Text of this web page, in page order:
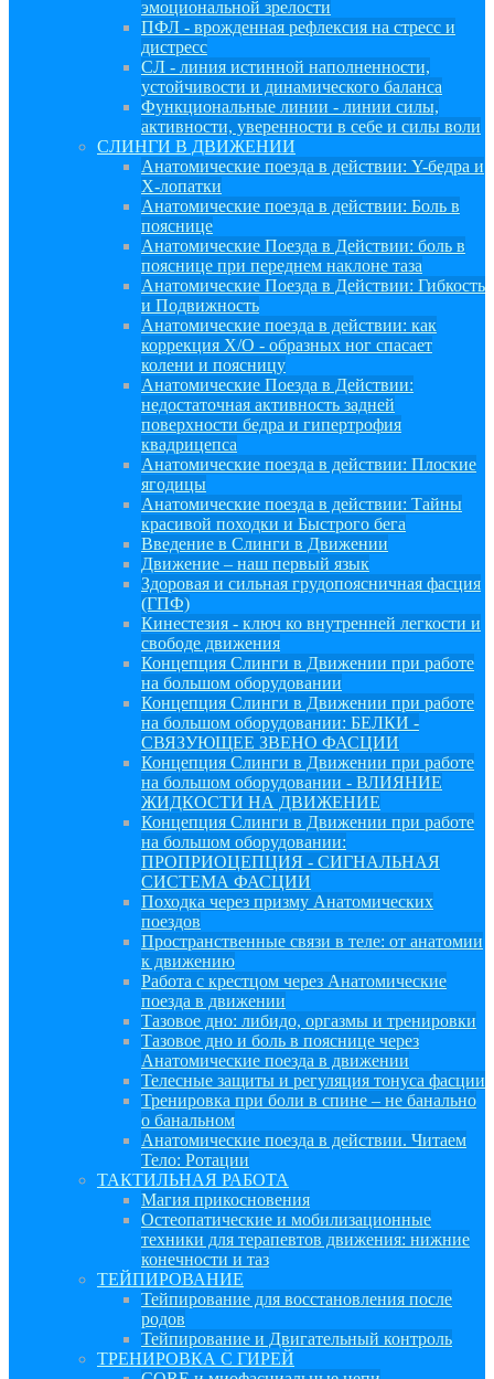
эмоциональной зрелости
ПФЛ - врожденная рефлексия на стресс и
дистресс
СЛ - линия истинной наполненности,
устойчивости и динамического баланса
Функциональные линии - линии силы,
активности, уверенности в себе и силы воли
СЛИНГИ В ДВИЖЕНИИ
Анатомические поезда в действии: Y-бедра и
Х-лопатки
Анатомические поезда в действии: Боль в
пояснице
Анатомические Поезда в Действии: боль в
пояснице при переднем наклоне таза
Анатомические Поезда в Действии: Гибкость
и Подвижность
Анатомические поезда в действии: как
коррекция Х/О - образных ног спасает
колени и поясницу
Анатомические Поезда в Действии:
недостаточная активность задней
поверхности бедра и гипертрофия
квадрицепса
Анатомические поезда в действии: Плоские
ягодицы
Анатомические поезда в действии: Тайны
красивой походки и Быстрого бега
Введение в Слинги в Движении
Движение – наш первый язык
Здоровая и сильная грудопоясничная фасция
(ГПФ)
Кинестезия - ключ ко внутренней легкости и
свободе движения
Концепция Слинги в Движении при работе
на большом оборудовании
Концепция Слинги в Движении при работе
на большом оборудовании: БЕЛКИ -
СВЯЗУЮЩЕЕ ЗВЕНО ФАСЦИИ
Концепция Слинги в Движении при работе
на большом оборудовании - ВЛИЯНИЕ
ЖИДКОСТИ НА ДВИЖЕНИЕ
Концепция Слинги в Движении при работе
на большом оборудовании:
ПРОПРИОЦЕПЦИЯ - СИГНАЛЬНАЯ
СИСТЕМА ФАСЦИИ
Походка через призму Анатомических
поездов
Пространственные связи в теле: от анатомии
к движению
Работа с крестцом через Анатомические
поезда в движении
Тазовое дно: либидо, оргазмы и тренировки
Тазовое дно и боль в пояснице через
Анатомические поезда в движении
Телесные защиты и регуляция тонуса фасции
Тренировка при боли в спине – не банально
о банальном
Анатомические поезда в действии. Читаем
Тело: Ротации
ТАКТИЛЬНАЯ РАБОТА
Магия прикосновения
Остеопатические и мобилизационные
техники для терапевтов движения: нижние
конечности и таз
ТЕЙПИРОВАНИЕ
Тейпирование для восстановления после
родов
Тейпирование и Двигательный контроль
ТРЕНИРОВКА С ГИРЕЙ